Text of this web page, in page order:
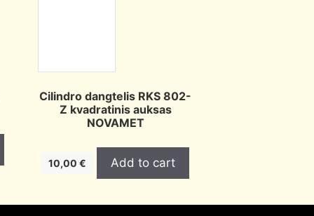
Cilindro dangtelis RKS 802-
Z kvadratinis auksas
NOVAMET
10,00€ Add to cart